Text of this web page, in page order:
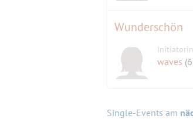
Wunderschön
Initiatorin
waves
Single-Events am